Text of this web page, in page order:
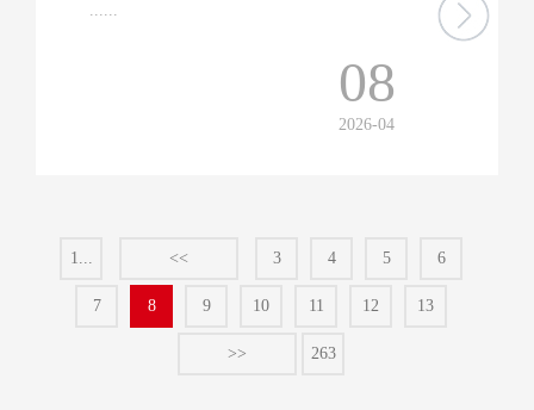
......
08
2026-04
1... << 3 4 5 6
7 8 9 10 11 12 13
>> 263